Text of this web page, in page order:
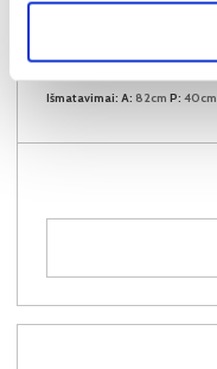
Išmatavimai: A: 82cm P: 40cm